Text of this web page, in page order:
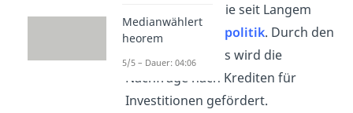
kommt, führen sie seit Langem
eineNiedrigzinspolitik. Durch den
niedrigen Leitzins wird die
Nachfrage nach Krediten für
Investitionen gefördert.
Medianwählert
heorem
5/5 – Dauer: 04:06